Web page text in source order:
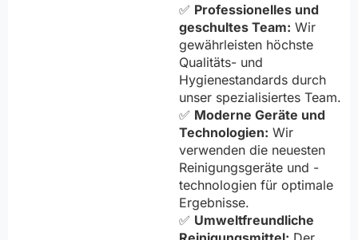
✅ Professionelles und
geschultes Team: Wir
gewährleisten höchste
Qualitäts- und
Hygienestandards durch
unser spezialisiertes Team.
✅ Moderne Geräte und
Technologien: Wir
verwenden die neuesten
Reinigungsgeräte und -
technologien für optimale
Ergebnisse.
✅ Umweltfreundliche